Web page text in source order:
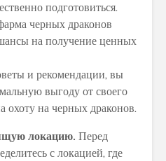
подготовиться.
черных драконов
на получение ценных
и рекомендации, вы
выгоду от своего
охоту на черных драконов.
локацию. Перед
с локацией, где